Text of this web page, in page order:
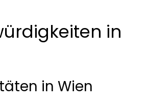
in
in Wien